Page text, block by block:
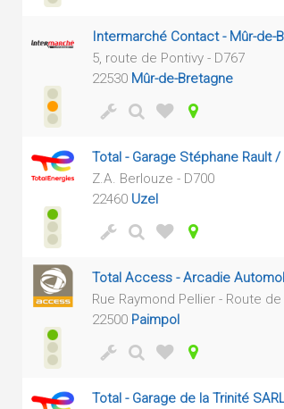
Intermarché Contact - Mûr-de-
5, route de Pontivy - D767
22530 Mûr-de-Bretagne
Total - Garage Stéphane Rault /
Z.A. Berlouze - D700
22460 Uzel
Total Access - Arcadie
Rue Raymond Pellier - Route
22500 Paimpol
Total - Garage de la Trinité